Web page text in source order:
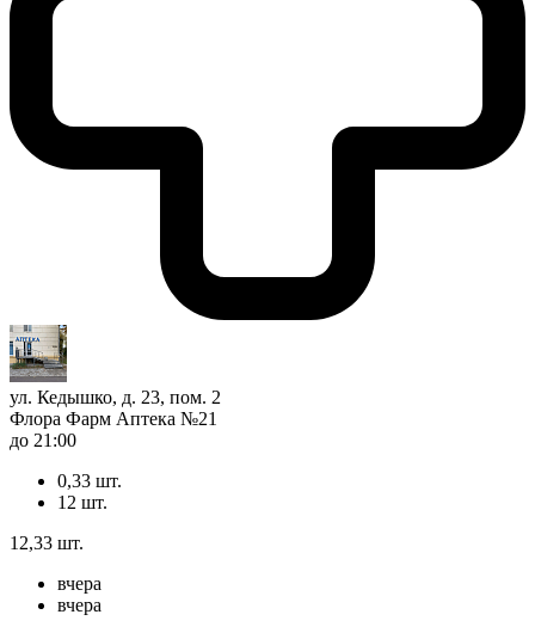
ул. Кедышко, д. 23, пом. 2
Флора Фарм Аптека №21
до 21:00
0,33 шт.
12 шт.
12,33 шт.
вчера
вчера